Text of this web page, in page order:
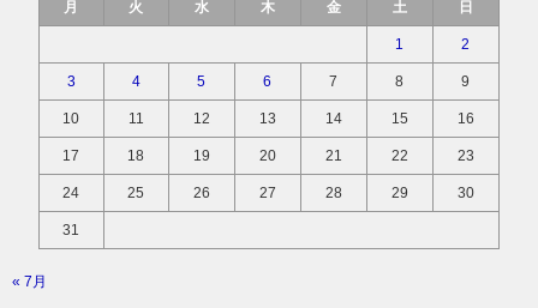
月 火 水 木 金 土 日
1 2
3 4 5 6 7 8 9
10 11 12 13 14 15 16
17 18 19 20 21 22 23
24 25 26 27 28 29 30
31
« 7月